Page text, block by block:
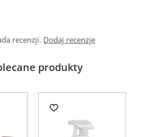
recenzji. Dodaj recenzję
produkty